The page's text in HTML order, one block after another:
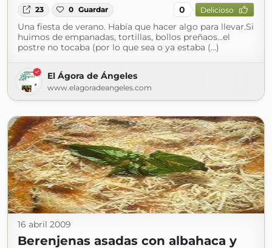
23 0 Guardar 0 Delicioso
Una fiesta de verano. Había que hacer algo para llevar.Si
huimos de empanadas, tortillas, bollos preñaos...el
postre no tocaba (por lo que sea o ya estaba (...)
El Ágora de Ángeles
www.elagoradeangeles.com
16 abril 2009
Berenjenas asadas con albahaca y